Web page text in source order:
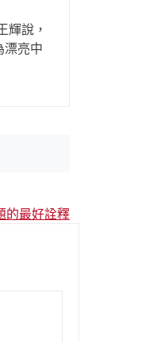
輝說，
漂亮中
的最好詮釋